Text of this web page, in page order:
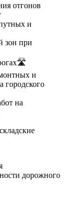
отгонов
и
зон при
и
городского
на
дорожного